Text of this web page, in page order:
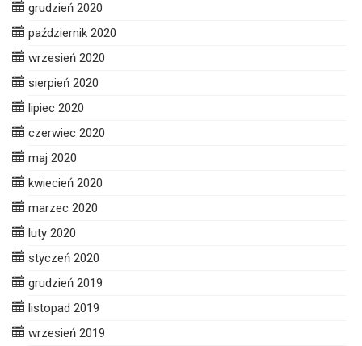
grudzień 2020
październik 2020
wrzesień 2020
sierpień 2020
lipiec 2020
czerwiec 2020
maj 2020
kwiecień 2020
marzec 2020
luty 2020
styczeń 2020
grudzień 2019
listopad 2019
wrzesień 2019